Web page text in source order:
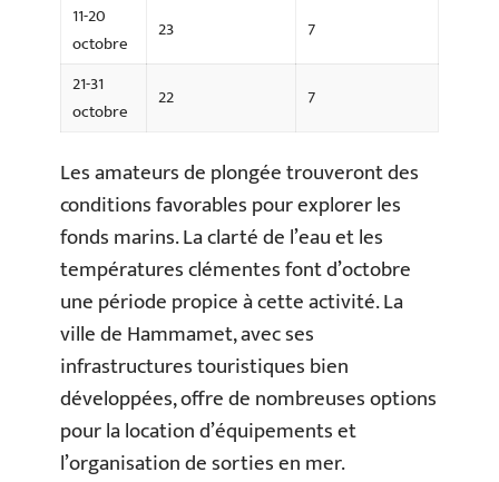
11-20
octobre
23
7
21-31
octobre
22 7
Les amateurs de plongée trouveront des
conditions favorables pour explorer les
fonds marins. La clarté de l’eau et les
températures clémentes font d’octobre
une période propice à cette activité. La
ville de Hammamet, avec ses
infrastructures touristiques bien
développées, offre de nombreuses options
pour la location d’équipements et
l’organisation de sorties en mer.